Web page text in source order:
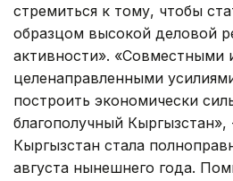
стремиться к тому, чтобы
образцом высокой деловой
активности». «Совместными
целенаправленными
построить экономически
благополучный
Кыргызстан стала
августа нынешнего года.